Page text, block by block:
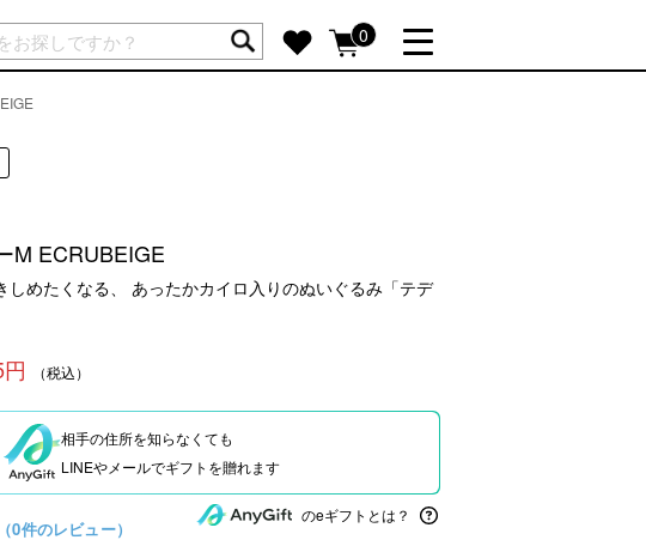
0
現在カートには商品が入っていません。
ケア
転職・送別祝い
more
SUPPORT
M ECRUBEIGE
しめたくなる、 あったかカイロ入りのぬいぐるみ「テデ
（税込）
相手の住所を知らなくても
LINEやメールでギフトを贈れます
のeギフトとは？
（0件のレビュー）